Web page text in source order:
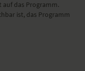
das Programm.
ist, das Programm